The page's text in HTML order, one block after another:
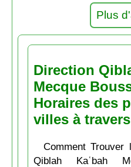
Plus
Direction
Mecque
Horaires des
villes à
Comment
Qiblah Kaʿbah